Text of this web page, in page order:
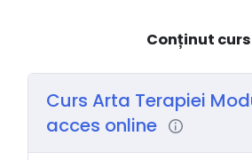
Conținut curs
Curs Arta Terapiei
acces online